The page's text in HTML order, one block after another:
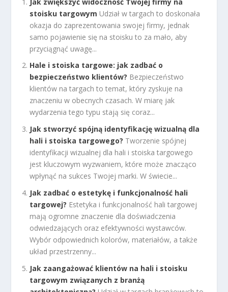
stoisku targowym Udział w targach to doskonała
okazja do zaprezentowania swojej firmy, jednak
samo pojawienie się na stoisku to za mało, aby
przyciągnąć uwagę...
Hale i stoiska targowe: jak zadbać o
bezpieczeństwo klientów? Bezpieczeństwo
klientów na targach to temat, który zyskuje na
znaczeniu w obecnych czasach. W miarę jak
wydarzenia tego typu stają się coraz...
Jak stworzyć spójną identyfikację wizualną dla
hali i stoiska targowego? Tworzenie spójnej
identyfikacji wizualnej dla hali i stoiska targowego
jest kluczowym wyzwaniem, które może znacząco
wpłynąć na sukces Twojej marki. W świecie...
Jak zadbać o estetykę i funkcjonalność hali
targowej? Estetyka i funkcjonalność hali targowej
mają ogromne znaczenie dla doświadczenia
odwiedzających oraz efektywności wystawców.
Wybór odpowiednich kolorów, materiałów, a także
układ przestrzenny...
Jak zaangażować klientów na hali i stoisku
targowym związanych z branżą